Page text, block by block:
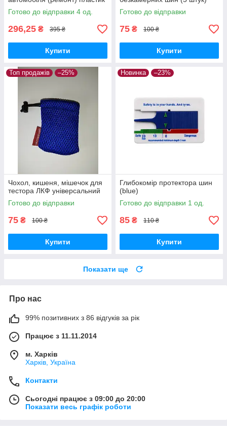
Готово до відправки 4 од.
296,25 ₴ 395 ₴
Купити
Готово до відправки
75 ₴ 100 ₴
Купити
Топ продажів –25%
Чохол, кишеня, мішечок для
тестора ЛКФ універсальний
Готово до відправки
75 ₴ 100 ₴
Купити
Новинка –23%
Глибокомір протектора шин
(blue)
Готово до відправки 1 од.
85 ₴ 110 ₴
Купити
Показати ще
Про нас
99% позитивних з 86 відгуків за рік
Працює з 11.11.2014
м. Харків
Харків, Україна
Контакти
Сьогодні працює з 09:00 до 20:00
Показати весь графік роботи